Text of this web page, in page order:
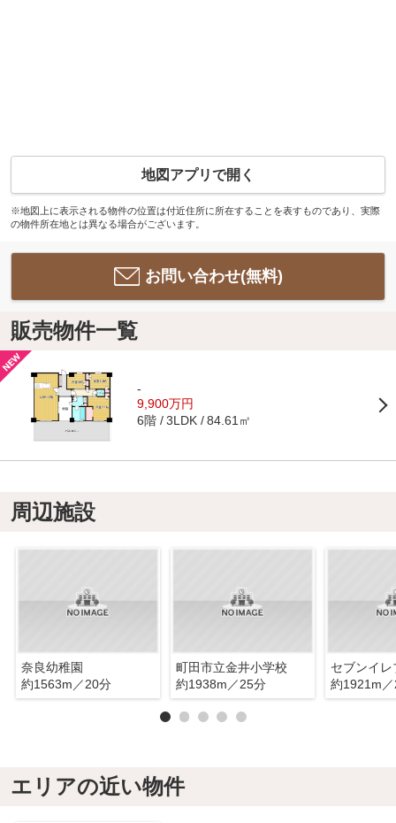
地図アプリで開く
※地図上に表示される物件の位置は付近住所に所在することを表すものであり、実際
の物件所在地とは異なる場合がございます。
お問い合わせ(無料)
販売物件一覧
-
9,900万円
6階 3LDK 84.61㎡
周辺施設
奈良幼稚園
約1563m／20分
町田市立金井小学校
約1938m／25分
約1921m
エリアの近い物件